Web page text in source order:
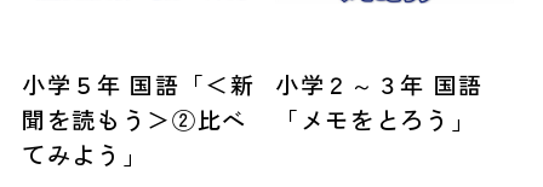
小学５年 国語「＜新
聞を読もう＞②比べ
てみよう」
小学２～３年 国語
「メモをとろう」